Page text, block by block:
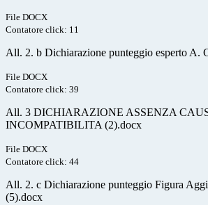
File DOCX
Contatore click: 11
All. 2. b Dichiarazione punteggio esperto A.
File DOCX
Contatore click: 39
All. 3 DICHIARAZIONE ASSENZA
INCOMPATIBILITA (2).docx
File DOCX
Contatore click: 44
All. 2. c Dichiarazione punteggio Figura
(5).docx